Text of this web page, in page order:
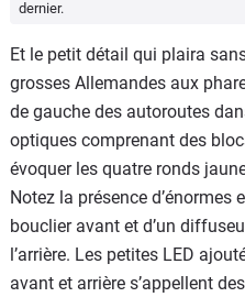
dernier.
Et le petit détail qui plaira
grosses Allemandes aux
de gauche des autoroutes
optiques comprenant des
évoquer les quatre ronds
Notez la présence d’énormes
bouclier avant et d’un
l’arrière. Les petites LED
avant et arrière s’appellent